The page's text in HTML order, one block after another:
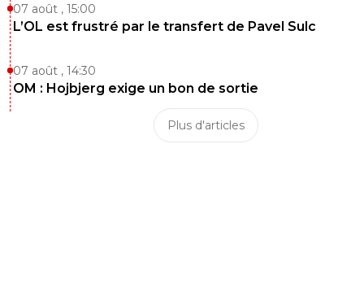
07 août , 15:00
L’OL est frustré par le transfert de Pavel Sulc
07 août , 14:30
OM : Hojbjerg exige un bon de sortie
Plus d'articles